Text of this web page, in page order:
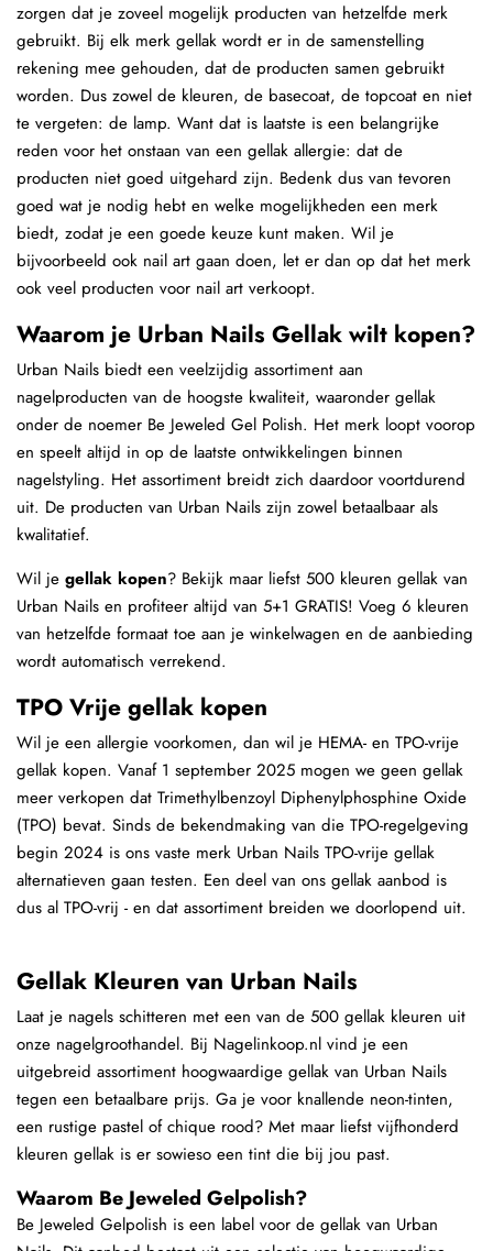
zorgen dat je zoveel mogelijk producten van hetzelfde merk
gebruikt. Bij elk merk gellak wordt er in de samenstelling
rekening mee gehouden, dat de producten samen gebruikt
worden. Dus zowel de kleuren, de basecoat, de topcoat en niet
te vergeten: de lamp. Want dat is laatste is een belangrijke
reden voor het onstaan van een gellak allergie: dat de
producten niet goed uitgehard zijn. Bedenk dus van tevoren
goed wat je nodig hebt en welke mogelijkheden een merk
biedt, zodat je een goede keuze kunt maken. Wil je
bijvoorbeeld ook nail art gaan doen, let er dan op dat het merk
ook veel producten voor nail art verkoopt.
Waarom je Urban Nails Gellak wilt kopen?
Urban Nails biedt een veelzijdig assortiment aan
nagelproducten van de hoogste kwaliteit, waaronder gellak
onder de noemer Be Jeweled Gel Polish. Het merk loopt voorop
en speelt altijd in op de laatste ontwikkelingen binnen
nagelstyling. Het assortiment breidt zich daardoor voortdurend
uit. De producten van Urban Nails zijn zowel betaalbaar als
kwalitatief.
Wil je gellak kopen? Bekijk maar liefst 500 kleuren gellak van
Urban Nails en profiteer altijd van 5+1 GRATIS! Voeg 6 kleuren
van hetzelfde formaat toe aan je winkelwagen en de aanbieding
wordt automatisch verrekend.
TPO Vrije gellak kopen
Wil je een allergie voorkomen, dan wil je HEMA- en TPO-vrije
gellak kopen. Vanaf 1 september 2025 mogen we geen gellak
meer verkopen dat Trimethylbenzoyl Diphenylphosphine Oxide
(TPO) bevat. Sinds de bekendmaking van die TPO-regelgeving
begin 2024 is ons vaste merk Urban Nails TPO-vrije gellak
alternatieven gaan testen. Een deel van ons gellak aanbod is
dus al TPO-vrij - en dat assortiment breiden we doorlopend uit.
Gellak Kleuren van Urban Nails
Laat je nagels schitteren met een van de 500 gellak kleuren uit
onze nagelgroothandel. Bij Nagelinkoop.nl vind je een
uitgebreid assortiment hoogwaardige gellak van Urban Nails
tegen een betaalbare prijs. Ga je voor knallende neon-tinten,
een rustige pastel of chique rood? Met maar liefst vijfhonderd
kleuren gellak is er sowieso een tint die bij jou past.
Waarom Be Jeweled Gelpolish?
Be Jeweled Gelpolish is een label voor de gellak van Urban